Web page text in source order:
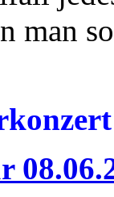
man